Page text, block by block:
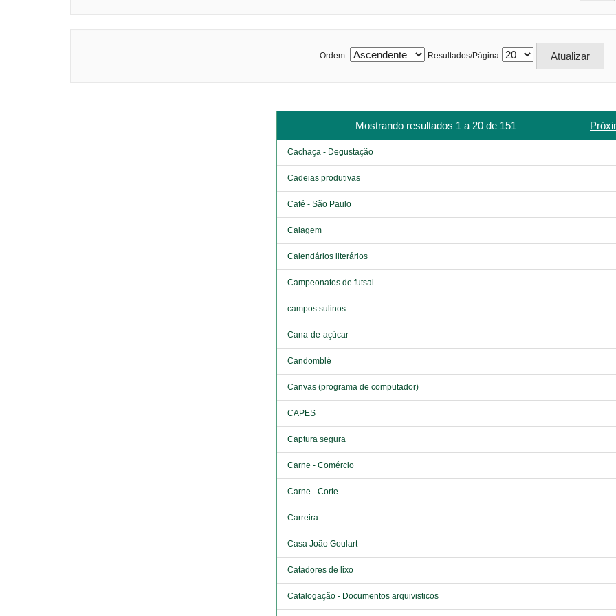
Ordem: Resultados/Página
Mostrando resultados 1 a 20 de 151
Cachaça - Degustação
Cadeias produtivas
Café - São Paulo
Calagem
Calendários literários
Campeonatos de futsal
campos sulinos
Cana-de-açúcar
Candomblé
Canvas (programa de computador)
CAPES
Captura segura
Carne - Comércio
Carne - Corte
Carreira
Casa João Goulart
Catadores de lixo
Catalogação - Documentos arquivisticos